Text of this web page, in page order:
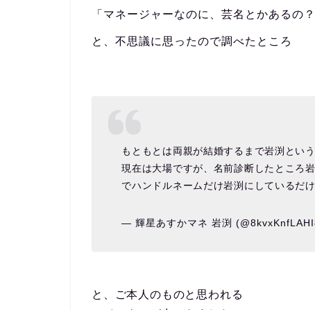
「マネージャーなのに、芸名とかあるの？
と、不思議に思ったので調べたところ
もともとは両親が結婚するまで岩渕という
現在は大場ですが、名前診断したところ
でハンドルネームだけ岩渕にしているだけ
— 輝星あすかマネ 岩渕
と、ご本人のものと思われる